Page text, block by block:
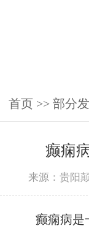
首页 >> 部分
癫痫
来源：贵阳
癫痫病是